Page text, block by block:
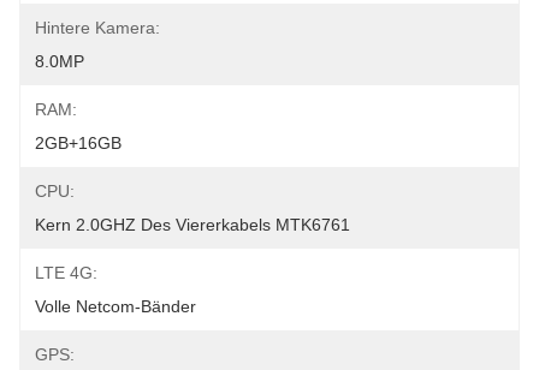
Hintere Kamera:
8.0MP
RAM:
2GB+16GB
CPU:
Kern 2.0GHZ Des Viererkabels MTK6761
LTE 4G:
Volle Netcom-Bänder
GPS: